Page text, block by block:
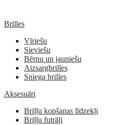
Brilles
Vīriešu
Sieviešu
Bērnu un jauniešu
Aizsargbrilles
Sniega brilles
Aksesuāri
Briļļu kopšanas līdzekļi
Briļļu futrāļi